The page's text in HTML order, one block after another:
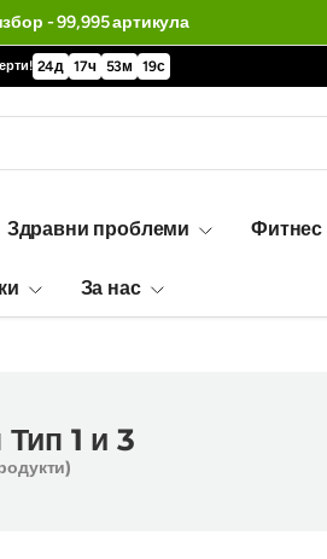
24д 17ч 53м 18с
Здравни проблеми Фитнес
За нас
Тип 1 и 3